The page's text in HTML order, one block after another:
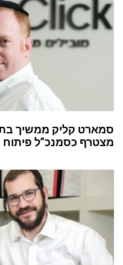
סמארט קליק ממשיך
מצטרף כסמנכ”ל פיתוח